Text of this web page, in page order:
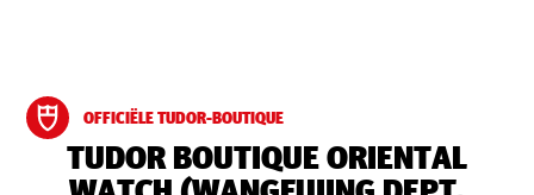
OFFICIËLE TUDOR-BOUTIQUE
‭TUDOR BOUTIQUE ORIENTAL